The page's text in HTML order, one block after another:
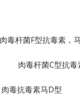
杆菌F型抗毒素，马
肉毒杆菌C型抗毒
毒抗毒素马D型